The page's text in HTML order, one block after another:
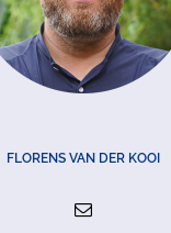
FLORENS VAN DER KOOI